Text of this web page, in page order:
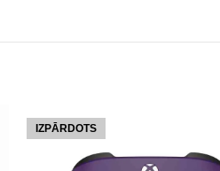
IZPĀRDOTS